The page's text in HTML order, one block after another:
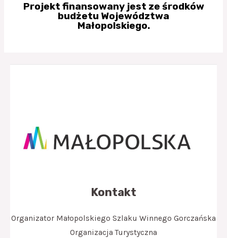
Projekt finansowany jest ze środków
budżetu Województwa
Małopolskiego.
Kontakt
Organizator Małopolskiego Szlaku Winnego Gorczańska
Organizacja Turystyczna